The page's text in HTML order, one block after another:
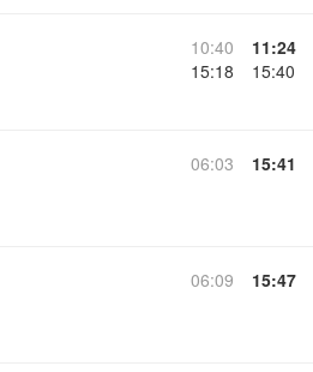
10:40 11:24
15:18
15:40
06:03 15:41
06:09 15:47